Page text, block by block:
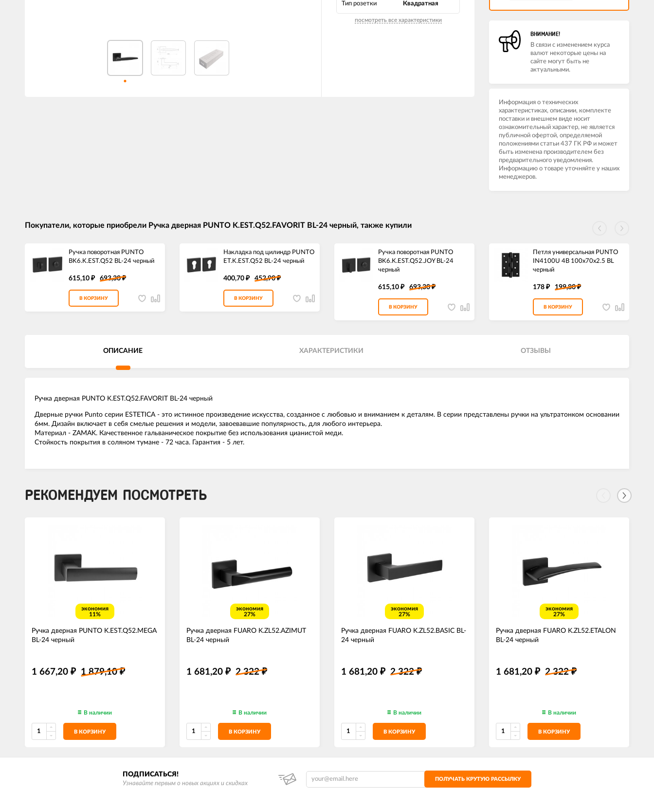
Тип розетки Квадратная
посмотреть все характеристики
ВНИМАНИЕ!
В связи с изменением курса
валют некоторые цены на
сайте могут быть не
актуальными.
Информация о технических
характеристиках, описании, комплекте
поставки и внешнем виде носит
ознакомительный характер, не является
публичной офертой, определяемой
положениями статьи 437 ГК РФ и может
быть изменена производителем без
предварительного уведомления.
Информацию о товаре уточняйте у наших
менеджеров.
Покупатели, которые приобрели Ручка дверная PUNTO K.EST.Q52.FAVORIT BL-24 черный, также купили
Ручка поворотная PUNTO
BK6.K.EST.Q52 BL-24 черный
615,10 ₽ 693,30₽
В КОРЗИНУ
Накладка под цилиндр PUNTO
ET.K.EST.Q52 BL-24 черный
400,70 ₽ 452,90₽
В КОРЗИНУ
Ручка поворотная PUNTO
BK6.K.EST.Q52.JOY BL-24
черный
615,10 ₽ 693,30₽
В КОРЗИНУ
Петля универсальная PUNTO
IN4100U 4B 100х70х2.5 BL
черный
178 ₽ 199,80₽
В КОРЗИНУ
ОПИСАНИЕ ХАРАКТЕРИСТИКИ ОТЗЫВЫ
Ручка дверная PUNTO K.EST.Q52.FAVORIT BL-24 черный
Дверные ручки Punto серии ESTETICA - это истинное произведение искусства, созданное с любовью и вниманием к деталям. В серии представлены ручки на ультратонком основании
6мм. Дизайн включает в себя смелые решения и модели, завоевавшие популярность, для любого интерьера.
Материал - ZAMAK. Качественное гальваническое покрытие без использования цианистой меди.
Стойкость покрытия в соляном тумане - 72 часа. Гарантия - 5 лет.
РЕКОМЕНДУЕМ ПОСМОТРЕТЬ
экономия
11%
Ручка дверная PUNTO K.EST.Q52.MEGA
BL-24 черный
1 667,20 ₽ 1 879,10₽
В наличии
В КОРЗИНУ
экономия
27%
Ручка дверная FUARO K.ZL52.AZIMUT
BL-24 черный
1 681,20 ₽ 2 322₽
В наличии
В КОРЗИНУ
экономия
27%
Ручка дверная FUARO K.ZL52.BASIC BL-
24 черный
1 681,20 ₽ 2 322₽
В наличии
В КОРЗИНУ
экономия
27%
Ручка дверная FUARO K.ZL52.ETALON
BL-24 черный
1 681,20 ₽ 2 322₽
В наличии
В КОРЗИНУ
ПОДПИСАТЬСЯ!
Узнавайте первым о новых акциях и скидках
ПОЛУЧАТЬ КРУТУЮ РАССЫЛКУ